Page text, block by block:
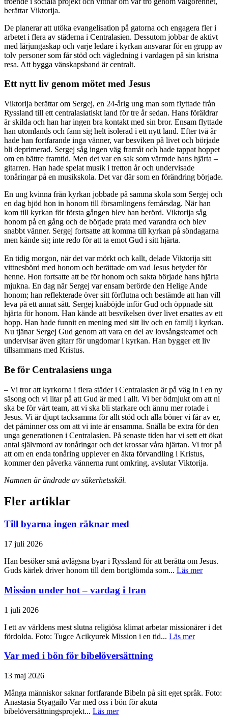
berättar Viktorija.
De planerar att utöka evangelisation på gatorna och engagera fler i
arbetet i flera av städerna i Centralasien. Dessutom jobbar de aktivt
med lärjungaskap och varje ledare i kyrkan ansvarar för en grupp av
tolv personer som får stöd och vägledning i vardagen på sin kristna
resa. Att bygga vänskapsband är centralt.
Ett nytt liv genom mötet med Jesus
Viktorija berättar om Sergej, en 24-årig ung man som flyttade från
Ryssland till ett centralasiatiskt land för tre år sedan. Hans föräldrar
är skilda och han har ingen bra kontakt med sin bror. Ensam flyttade
han utomlands och fann sig helt isolerad i ett nytt land. Efter två år
hade han fortfarande inga vänner, var besviken på livet och började
bli deprimerad. Sergej såg ingen väg framåt och hade tappat hoppet
om en bättre framtid. Men det var en sak som värmde hans hjärta –
gitarren. Han hade spelat musik i tretton år och undervisade
tonåringar på en musikskola. Det var där som en förändring började.
En ung kvinna från kyrkan jobbade på samma skola som Sergej och
en dag bjöd hon in honom till församlingens femårsdag. När han
kom till kyrkan för första gången blev han berörd. Viktorija såg
honom på en gång och de började prata med varandra och blev
snabbt vänner. Sergej fortsatte att komma till kyrkan på söndagarna
men kände sig inte redo för att ta emot Gud i sitt hjärta.
En tidig morgon, när det var mörkt och kallt, delade Viktorija sitt
vittnesbörd med honom och berättade om vad Jesus betyder för
henne. Hon fortsatte att be för honom och sakta började hans hjärta
mjukna. En dag när Sergej var ensam berörde den Helige Ande
honom; han reflekterade över sitt förflutna och bestämde att han vill
leva på ett annat sätt. Sergej knäböjde inför Gud och öppnade sitt
hjärta för honom. Han kände att besvikelsen över livet ersattes av ett
hopp. Han hade funnit en mening med sitt liv och en familj i kyrkan.
Nu tjänar Sergej Gud genom att vara en del av lovsångsteamet och
undervisar även gitarr för ungdomar i kyrkan. Han bygger ett liv
tillsammans med Kristus.
Be för Centralasiens unga
– Vi tror att kyrkorna i flera städer i Centralasien är på väg in i en ny
säsong och vi litar på att Gud är med i allt. Vi ber ödmjukt om att ni
ska be för vårt team, att vi ska bli starkare och ännu mer rotade i
Jesus. Vi är djupt tacksamma för allt stöd och alla böner vi får av er,
det påminner oss om att vi inte är ensamma. Snälla be extra för den
unga generationen i Centralasien. På senaste tiden har vi sett ett ökat
antal självmord av tonåringar och det krossar våra hjärtan. Vi tror på
att om en enda tonåring upplever en äkta förvandling i Kristus,
kommer den påverka vännerna runt omkring, avslutar Viktorija.
Namnen är ändrade av säkerhetsskäl.
Fler artiklar
Till byarna ingen räknar med
17 juli 2026
Han besöker små avlägsna byar i Ryssland för att berätta om Jesus.
Guds kärlek driver honom till dem bortglömda som... Läs mer
Mission under hot – vardag i Iran
1 juli 2026
I ett av världens mest slutna religiösa klimat arbetar missionärer i det
fördolda. Foto: Tugce Acikyurek Mission i en tid... Läs mer
Var med i bön för bibelöversättning
13 maj 2026
Många människor saknar fortfarande Bibeln på sitt eget språk. Foto:
Anastasia Styagailo Var med oss i bön för akuta
bibelöversättningsprojekt... Läs mer